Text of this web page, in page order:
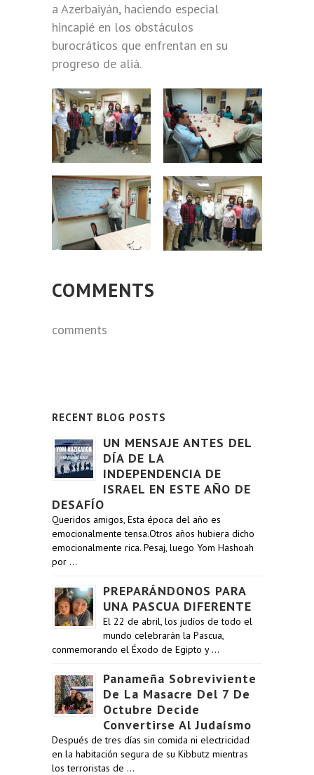
a Azerbaiyán, haciendo especial
hincapié en los obstáculos
burocráticos que enfrentan en su
progreso de aliá.
COMMENTS
comments
RECENT BLOG POSTS
UN MENSAJE ANTES DEL
DÍA DE LA
INDEPENDENCIA DE
ISRAEL EN ESTE AÑO DE
DESAFÍO
Queridos amigos, Esta época del año es
emocionalmente tensa.Otros años hubiera dicho
emocionalmente rica. Pesaj, luego Yom Hashoah
por …
PREPARÁNDONOS PARA
UNA PASCUA DIFERENTE
El 22 de abril, los judíos de todo el
mundo celebrarán la Pascua,
conmemorando el Éxodo de Egipto y …
Panameña Sobreviviente
De La Masacre Del 7 De
Octubre Decide
Convertirse Al Judaísmo
Después de tres días sin comida ni electricidad
en la habitación segura de su Kibbutz mientras
los terroristas de …